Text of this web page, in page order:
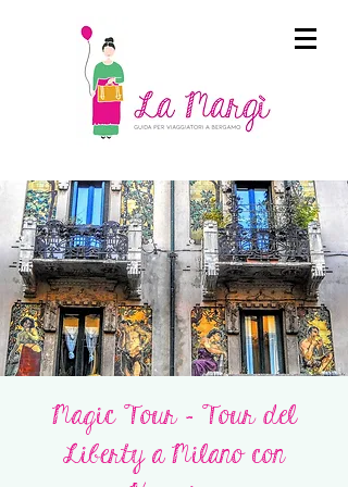
Magic Tour - Tour del
Liberty a Milano con